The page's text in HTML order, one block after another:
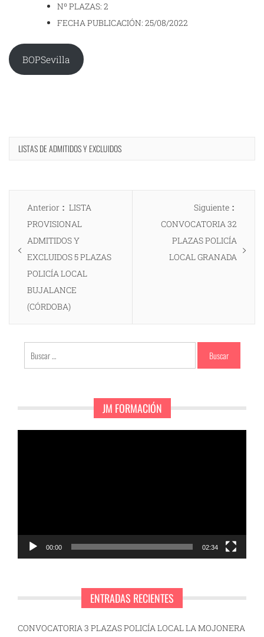
Nº PLAZAS: 2
FECHA PUBLICACIÓN: 25/08/2022
BOPSevilla
LISTAS DE ADMITIDOS Y EXCLUIDOS
Navegación
entradas
Anterior
Entrada
anterior:
LISTA
PROVISIONAL
ADMITIDOS Y
EXCLUIDOS 5 PLAZAS
POLICÍA LOCAL
BUJALANCE
(CÓRDOBA)
Siguiente
CONVOCATORIA 32
PLAZAS POLICÍA
LOCAL GRANADA
Buscar:
JM FORMACIÓN
00:00 02:34
ENTRADAS RECIENTES
CONVOCATORIA 3 PLAZAS POLICÍA LOCAL LA MOJONERA